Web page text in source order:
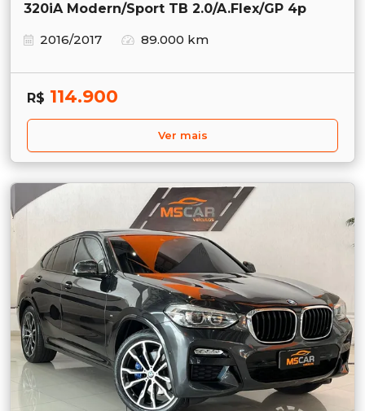
320iA Modern/Sport TB 2.0/A.Flex/GP 4p
2016/2017
89.000 km
R$ 114.900
Ver mais